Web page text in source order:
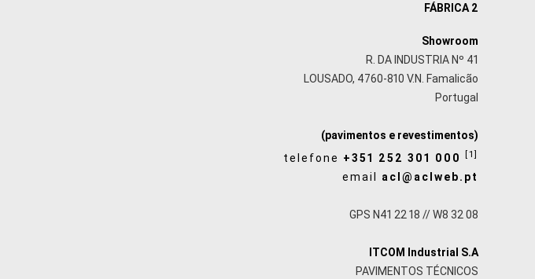
FÁBRICA 2
Showroom
R. DA INDUSTRIA Nº 41
LOUSADO, 4760-810 V.N. Famalicão
Portugal
(pavimentos e revestimentos)
telefone +351 252 301 000 [1]
email acl@aclweb.pt
GPS N41 22 18 // W8 32 08
ITCOM Industrial S.A
PAVIMENTOS TÉCNICOS